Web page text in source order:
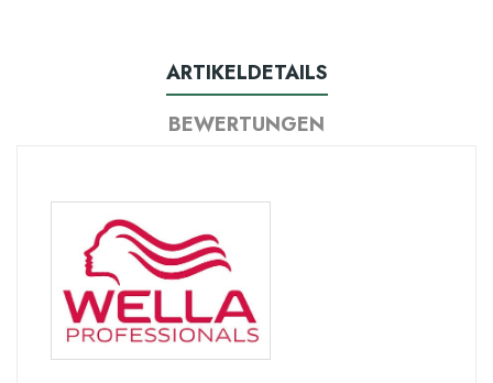
ARTIKELDETAILS
BEWERTUNGEN